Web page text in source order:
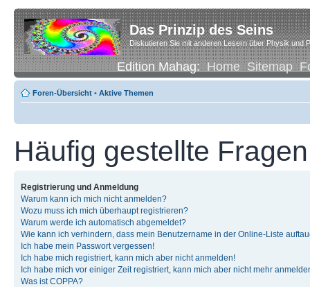
Das Prinzip des Seins
Diskutieren Sie mit anderen Lesern über Physik und
Edition Mahag:Home Sitemap
Foren-Übersicht • Aktive Themen
Häufig gestellte Fragen
Registrierung und Anmeldung
Warum kann ich mich nicht anmelden?
Wozu muss ich mich überhaupt registrieren?
Warum werde ich automatisch abgemeldet?
Wie kann ich verhindern, dass mein Benutzername in der Online-Liste
Ich habe mein Passwort vergessen!
Ich habe mich registriert, kann mich aber nicht anmelden!
Ich habe mich vor einiger Zeit registriert, kann mich aber nicht mehr
Was ist COPPA?